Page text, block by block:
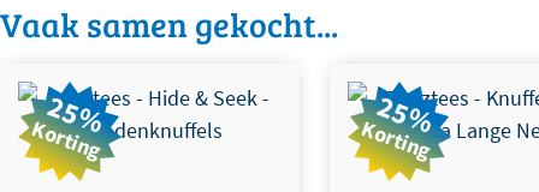
Vaak samen gekocht...
25%
Korting
Dit product heeft meerdere
variaties. Deze optie kan
gekozen worden op de
productpagina
25%
Korting